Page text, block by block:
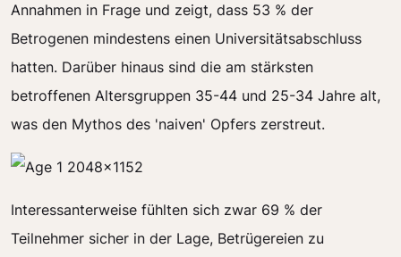
Annahmen in Frage und zeigt, dass 53 % der
Betrogenen mindestens einen Universitätsabschluss
hatten. Darüber hinaus sind die am stärksten
betroffenen Altersgruppen 35-44 und 25-34 Jahre alt,
was den Mythos des 'naiven' Opfers zerstreut.
Interessanterweise fühlten sich zwar 69 % der
Teilnehmer sicher in der Lage, Betrügereien zu